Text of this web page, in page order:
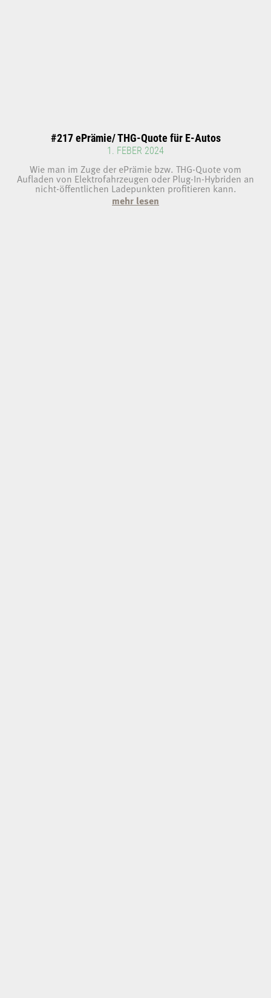
#217 ePrämie/ THG-Quote für E-Autos
1. FEBER 2024
Wie man im Zuge der ePrämie bzw. THG-Quote vom
Aufladen von Elektrofahrzeugen oder Plug-In-Hybriden an
nicht-öffentlichen Ladepunkten profitieren kann.
mehr lesen